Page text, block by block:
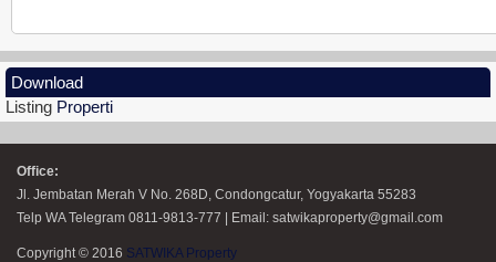
MINI KLASTER MADUREJO PRAMBANAN
Download
Listing Properti
Office:
Jl. Jembatan Merah V No. 268D, Condongcatur, Yogyakarta 55283
Telp WA Telegram 0811-9813-777 | Email: satwikaproperty@gmail.com
Copyright © 2016 SATWIKA Property